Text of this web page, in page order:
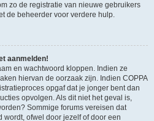
zo de registratie van nieuwe gebruikers
de beheerder voor verdere hulp.
aanmelden!
en wachtwoord kloppen. Indien ze
hiervan de oorzaak zijn. Indien COPPA
opgaf dat je jonger bent dan
opvolgen. Als dit niet het geval is,
Sommige forums vereisen dat
ofwel door jezelf of door een